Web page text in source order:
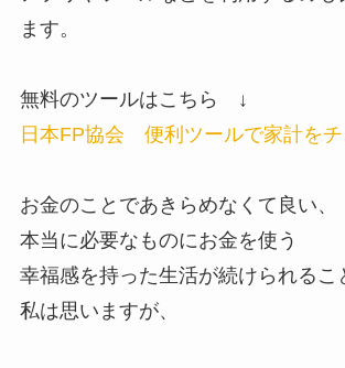
ます。
無料のツールはこちら ↓
日本FP協会 便利ツールで家計をチ
お金のことであきらめなくて良い、
本当に必要なものにお金を使う
幸福感を持った生活が続けられるこ
私は思いますが、